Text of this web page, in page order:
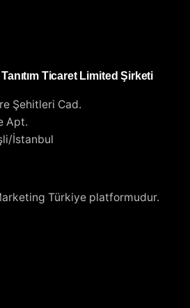
Tanıtım Ticaret Limited Şirketi
Şehitleri Cad.
Apt.
İstanbul
Türkiyeplatformudur.